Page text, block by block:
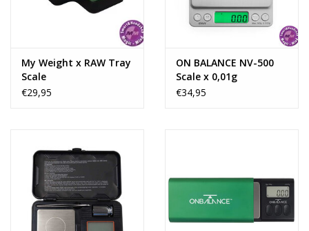
My Weight x RAW Tray
Scale
€29,95
ON BALANCE NV-500
Scale x 0,01g
€34,95